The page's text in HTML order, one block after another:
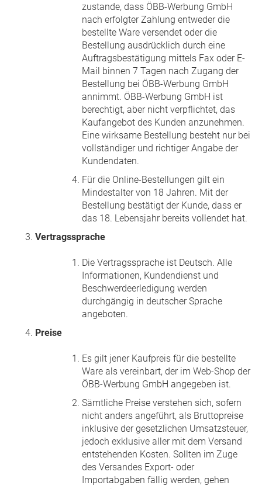
zustande, dass ÖBB-Werbung GmbH
nach erfolgter Zahlung entweder die
bestellte Ware versendet oder die
Bestellung ausdrücklich durch eine
Auftragsbestätigung mittels Fax oder E-
Mail binnen 7 Tagen nach Zugang der
Bestellung bei ÖBB-Werbung GmbH
annimmt. ÖBB-Werbung GmbH ist
berechtigt, aber nicht verpflichtet, das
Kaufangebot des Kunden anzunehmen.
Eine wirksame Bestellung besteht nur bei
vollständiger und richtiger Angabe der
Kundendaten.
Für die Online-Bestellungen gilt ein
Mindestalter von 18 Jahren. Mit der
Bestellung bestätigt der Kunde, dass er
das 18. Lebensjahr bereits vollendet hat.
Vertragssprache
Die Vertragssprache ist Deutsch. Alle
Informationen, Kundendienst und
Beschwerdeerledigung werden
durchgängig in deutscher Sprache
angeboten.
Preise
Es gilt jener Kaufpreis für die bestellte
Ware als vereinbart, der im Web-Shop der
ÖBB-Werbung GmbH angegeben ist.
Sämtliche Preise verstehen sich, sofern
nicht anders angeführt, als Bruttopreise
inklusive der gesetzlichen Umsatzsteuer,
jedoch exklusive aller mit dem Versand
entstehenden Kosten. Sollten im Zuge
des Versandes Export- oder
Importabgaben fällig werden, gehen